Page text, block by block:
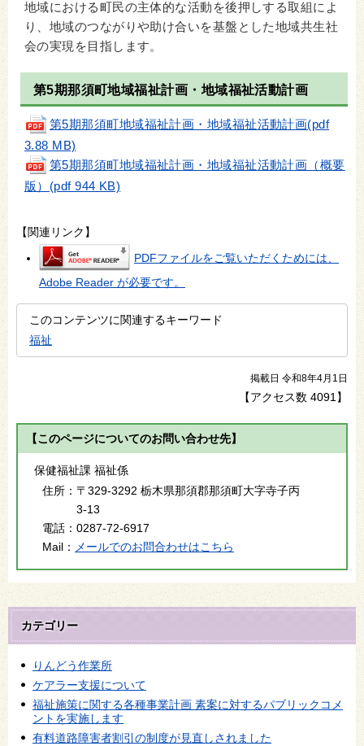
地域における町民の主体的な活動を後押しする取組によ
り、地域のつながりや助け合いを基盤とした地域共生社
会の実現を目指します。
第5期那須町地域福祉計画・地域福祉活動計画
第5期那須町地域福祉計画・地域福祉活動計画(pdf
3.88 MB)
第5期那須町地域福祉計画・地域福祉活動計画（概要
版）(pdf 944 KB)
【関連リンク】
PDFファイルをご覧いただくためには、
Adobe Reader が必要です。
このコンテンツに関連するキーワード
福祉
掲載日 令和8年4月1日
【アクセス数 4091】
【このページについてのお問い合わせ先】
保健福祉課 福祉係
住所： 〒329-3292 栃木県那須郡那須町大字寺子丙
3-13
電話： 0287-72-6917
Mail： メールでのお問合わせはこちら
カテゴリー
りんどう作業所
ケアラー支援について
福祉施策に関する各種事業計画 素案に対するパブリックコメ
ントを実施します
有料道路障害者割引の制度が見直しされました